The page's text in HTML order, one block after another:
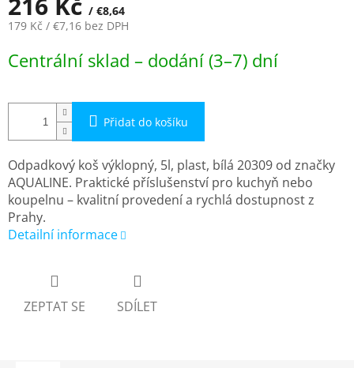
/ €8,64
179 Kč / €7,16 bez DPH
cena:
Centrální sklad – dodání (3–7) dní
Přidat do košíku
Odpadkový koš výklopný, 5l, plast, bílá 20309 od značky
AQUALINE. Praktické příslušenství pro kuchyň nebo
koupelnu – kvalitní provedení a rychlá dostupnost z
Prahy.
Detailní informace
ZEPTAT SE SDÍLET